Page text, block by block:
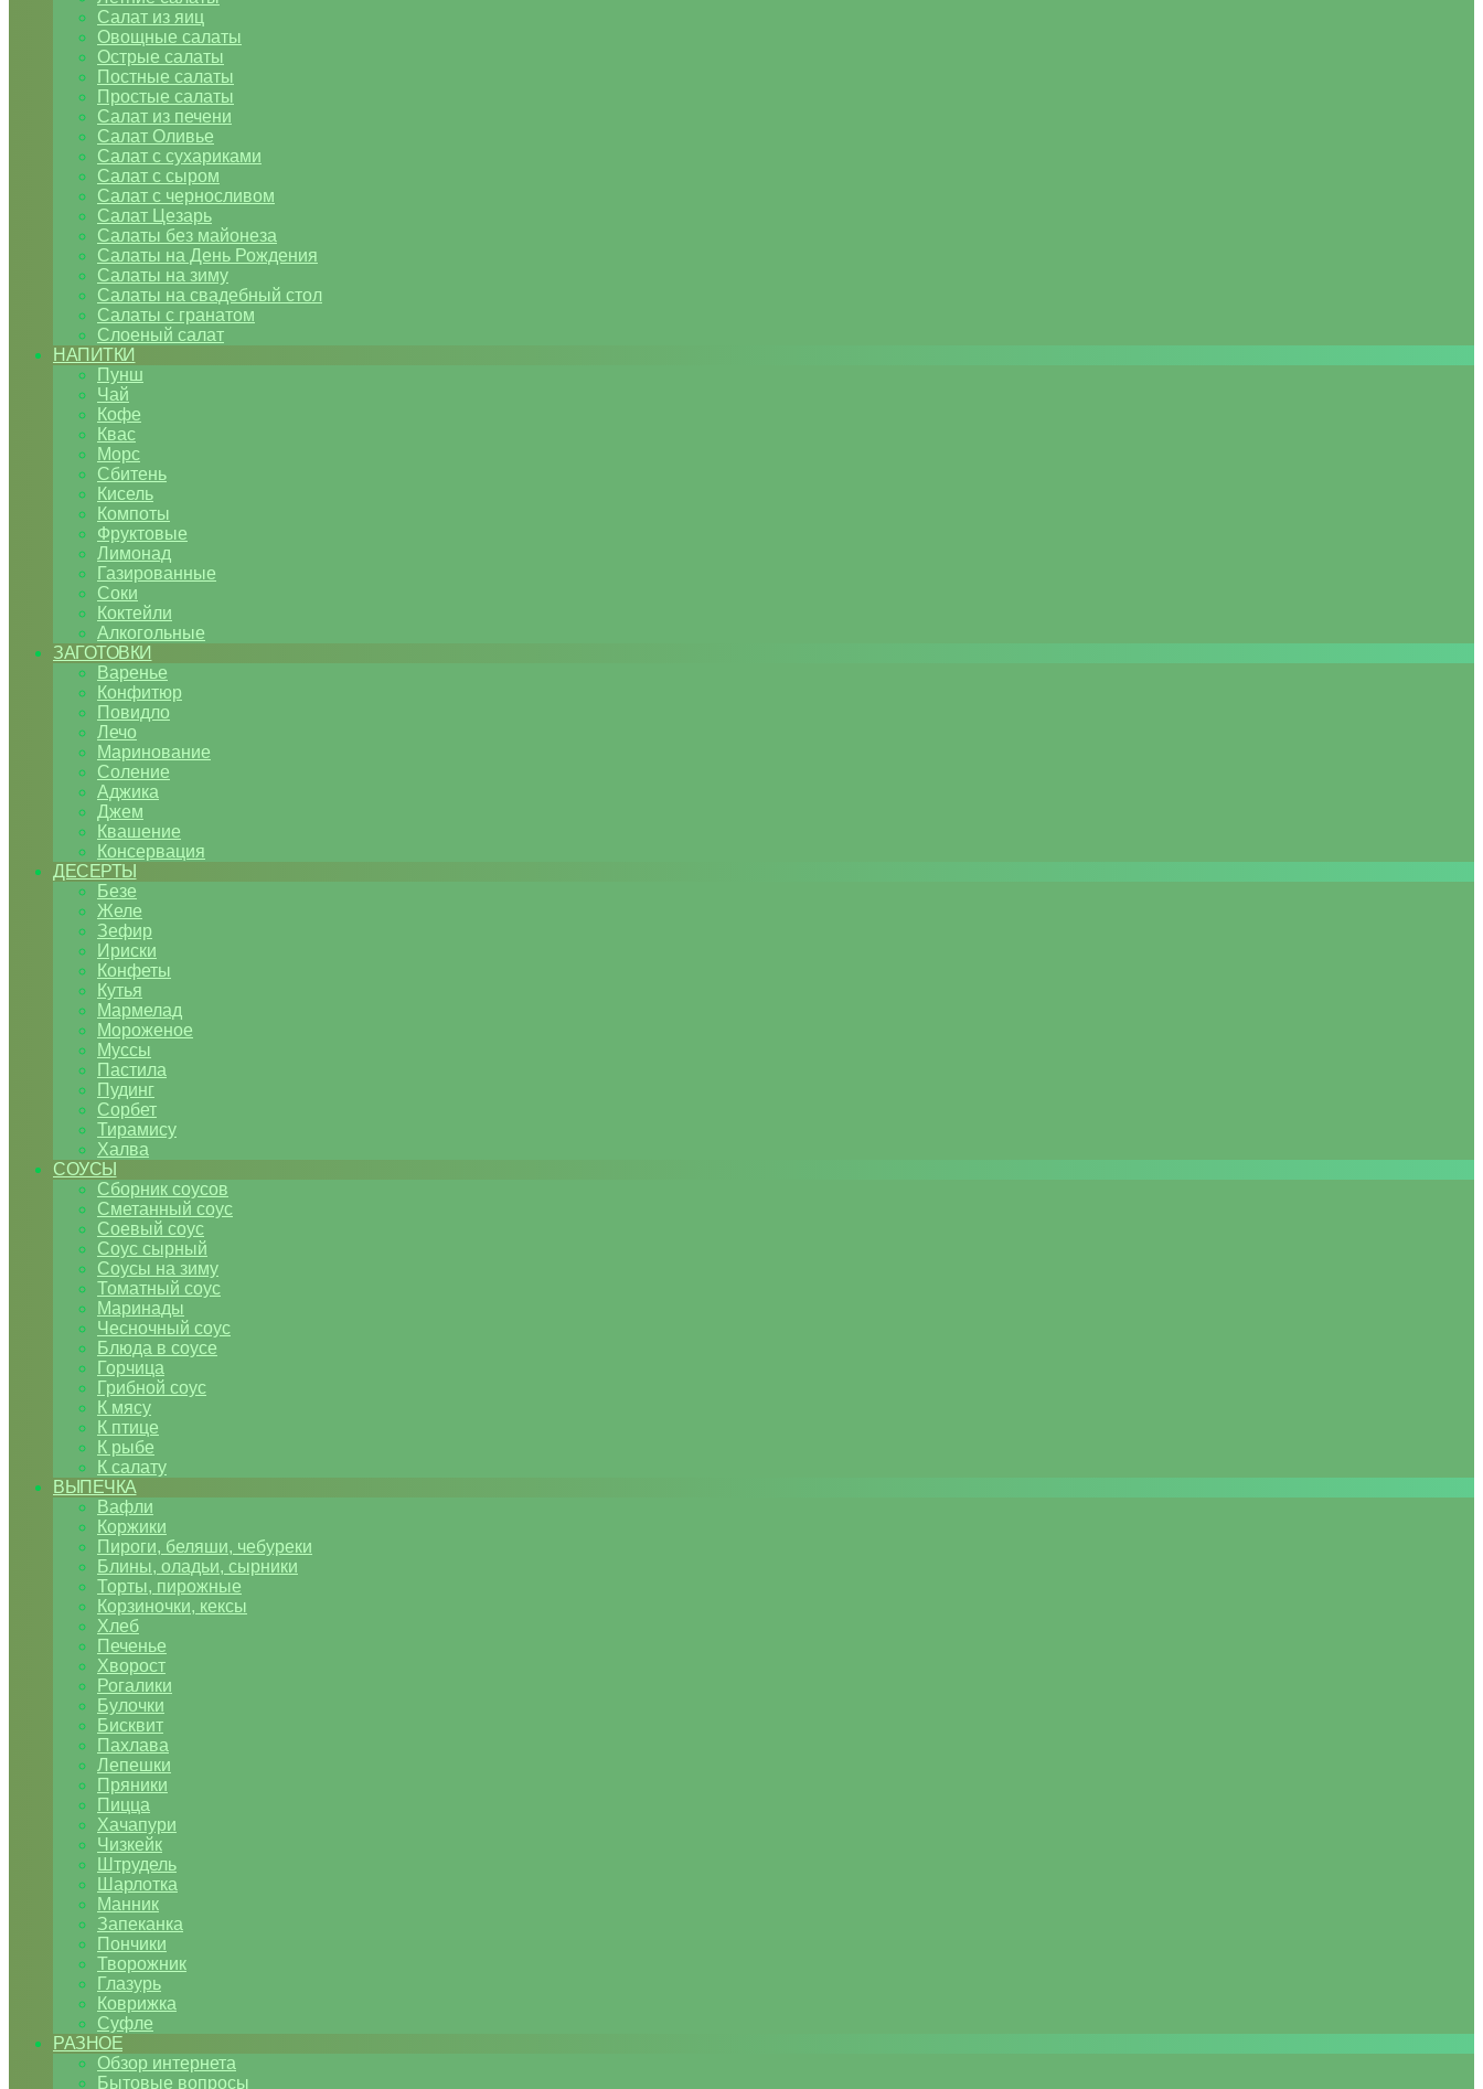
Салат из яиц
Овощные салаты
Острые салаты
Постные салаты
Простые салаты
Салат из печени
Салат Оливье
Салат с сухариками
Салат с сыром
Салат с черносливом
Салат Цезарь
Салаты без майонеза
Салаты на День Рождения
Салаты на зиму
Салаты на свадебный стол
Салаты с гранатом
Слоеный салат
НАПИТКИ
Пунш
Чай
Кофе
Квас
Морс
Сбитень
Кисель
Компоты
Фруктовые
Лимонад
Газированные
Соки
Коктейли
Алкогольные
ЗАГОТОВКИ
Варенье
Конфитюр
Повидло
Лечо
Маринование
Соление
Аджика
Джем
Квашение
Консервация
ДЕСЕРТЫ
Безе
Желе
Зефир
Ириски
Конфеты
Кутья
Мармелад
Мороженое
Муссы
Пастила
Пудинг
Сорбет
Тирамису
Халва
СОУСЫ
Сборник соусов
Сметанный соус
Соевый соус
Соус сырный
Соусы на зиму
Томатный соус
Маринады
Чесночный соус
Блюда в соусе
Горчица
Грибной соус
К мясу
К птице
К рыбе
К салату
ВЫПЕЧКА
Вафли
Коржики
Пироги, беляши, чебуреки
Блины, оладьи, сырники
Торты, пирожные
Корзиночки, кексы
Хлеб
Печенье
Хворост
Рогалики
Булочки
Бисквит
Пахлава
Лепешки
Пряники
Пицца
Хачапури
Чизкейк
Штрудель
Шарлотка
Манник
Запеканка
Пончики
Творожник
Глазурь
Коврижка
Суфле
РАЗНОЕ
Обзор интернета
Бытовые вопросы